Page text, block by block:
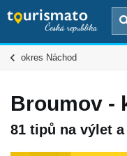
okres Náchod
Broumov -
81 tipů na výlet